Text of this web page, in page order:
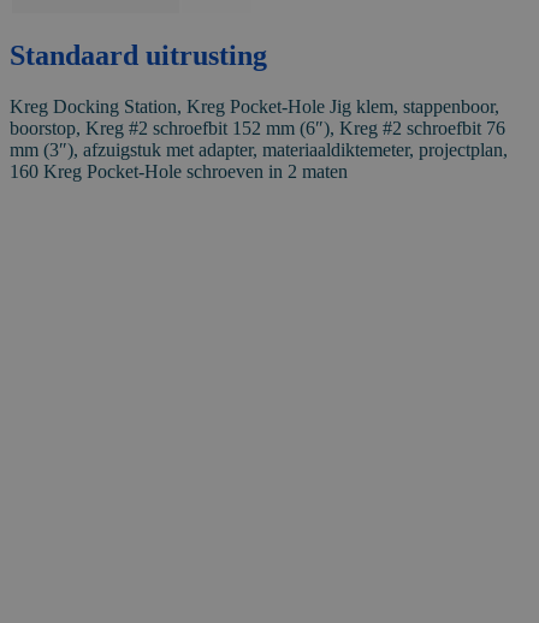
Standaard uitrusting
Kreg Docking Station, Kreg Pocket-Hole Jig klem, stappenboor,
boorstop, Kreg #2 schroefbit 152 mm (6″), Kreg #2 schroefbit 76
mm (3″), afzuigstuk met adapter, materiaaldiktemeter, projectplan,
160 Kreg Pocket-Hole schroeven in 2 maten